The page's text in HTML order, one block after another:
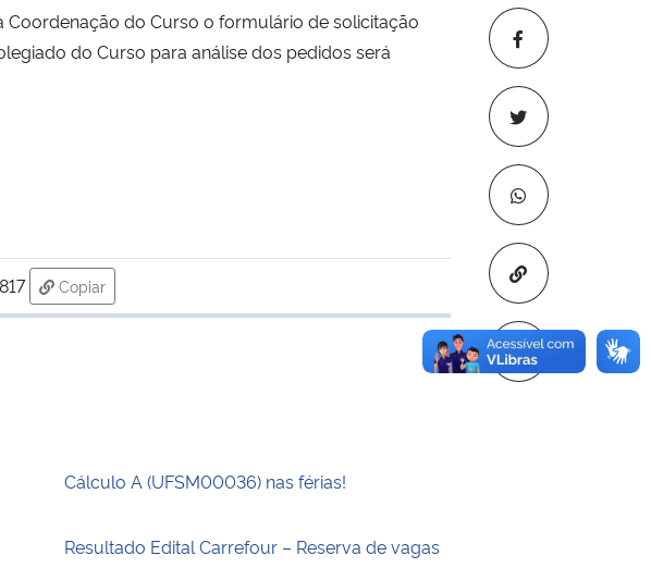
Copiar para
Coordenação do Curso o formulário de solicitação
do Curso para análise dos pedidos será
Copiar
para área de transferência
Cálculo A (UFSM00036) nas férias!
Resultado Edital Carrefour – Reserva de vagas